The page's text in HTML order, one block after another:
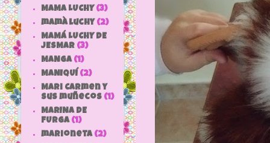
MAMA LUCHY (3)
mamà luchy (2)
MAMÁ LUCHY DE
JESMAR (3)
MANGA (1)
MANIQUÍ (2)
Mari Carmen y
sus muñecos (1)
MARINA DE
FURGA (1)
marioneta (2)